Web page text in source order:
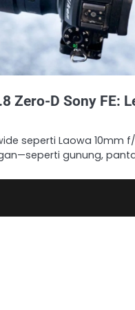
Zero-D Sony FE:
seperti Laowa 10mm f/
gunung,